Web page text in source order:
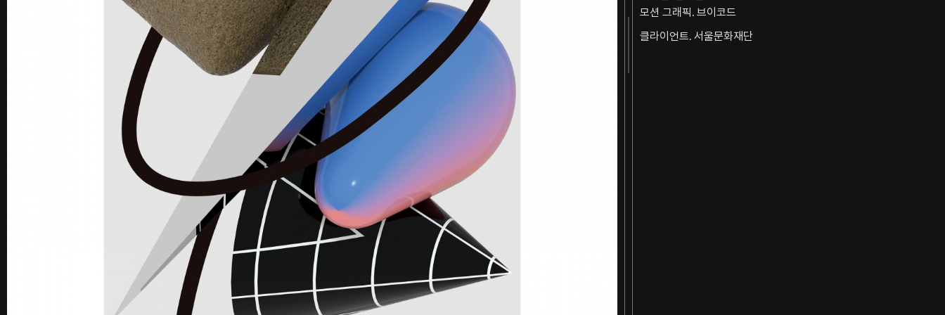
2018
2015
2014
2013
2012
2011
숨 프로젝트 웹사이트
Website
《봄의 선언》 도록
Editorial
모션 그래픽. 브이코드
클라이언트. 서울문화재단